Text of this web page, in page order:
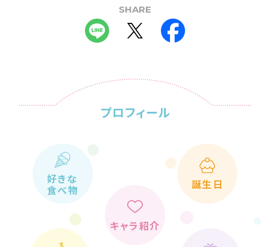
SHARE
プロフィール
誕生日
キャラ紹介
好きな
食べ物